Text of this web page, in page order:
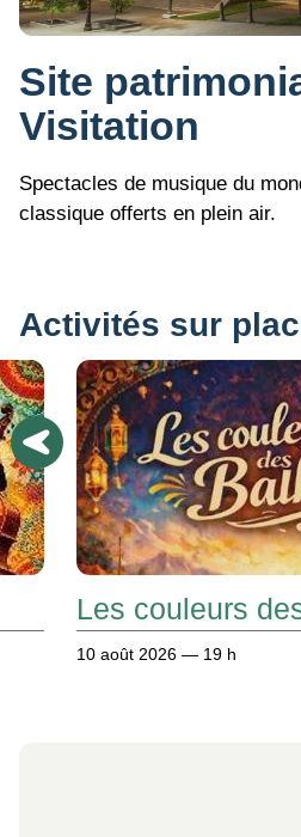
Site
Visitation
Spectacles de musique du
classique offerts en plein air.
Activités sur
Les couleurs
10 août 2026 — 19 h